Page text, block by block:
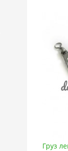
Груз